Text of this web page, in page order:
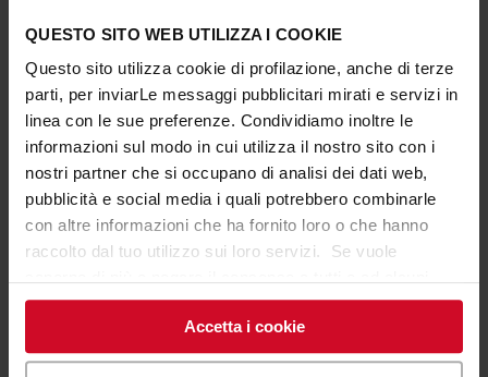
QUESTO SITO WEB UTILIZZA I COOKIE
Questo sito utilizza cookie di profilazione, anche di terze
parti, per inviarLe messaggi pubblicitari mirati e servizi in
linea con le sue preferenze. Condividiamo inoltre le
informazioni sul modo in cui utilizza il nostro sito con i
nostri partner che si occupano di analisi dei dati web,
pubblicità e social media i quali potrebbero combinarle
con altre informazioni che ha fornito loro o che hanno
raccolto dal tuo utilizzo sui loro servizi. Se vuole
cookieclicchi qui. Il consenso può essere espresso
cliccando sul tasto “Accetta i cookie”. Se non vuole i
cookie di profilazione può negare il consenso sul tasto
Accetta i cookie
Non trovi la posizione adatta a te? Invia la tua
candidatura spontanea. Il nostro prossimo collaboratore
potresti essere tu.
COMPILA IL FORM SOTTO
Cognome*: